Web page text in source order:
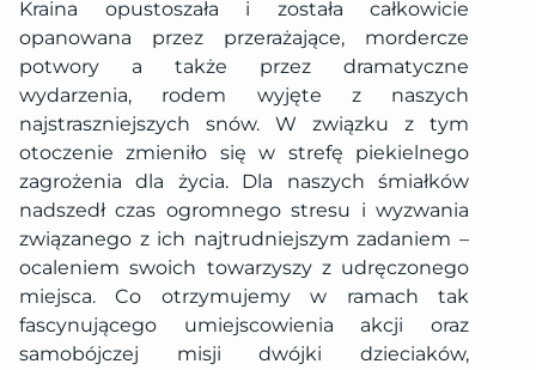
Kraina opustoszała i została całkowicie
opanowana przez przerażające, mordercze
potwory a także przez dramatyczne
wydarzenia, rodem wyjęte z naszych
najstraszniejszych snów. W związku z tym
otoczenie zmieniło się w strefę piekielnego
zagrożenia dla życia. Dla naszych śmiałków
nadszedł czas ogromnego stresu i wyzwania
związanego z ich najtrudniejszym zadaniem –
ocaleniem swoich towarzyszy z udręczonego
miejsca. Co otrzymujemy w ramach tak
fascynującego umiejscowienia akcji oraz
samobójczej misji dwójki dzieciaków,